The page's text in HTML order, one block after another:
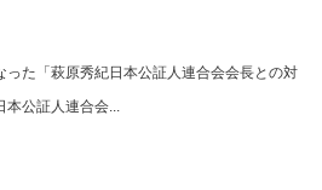
った「萩原秀紀日本公証人連合会会長との対
本公証人連合会...